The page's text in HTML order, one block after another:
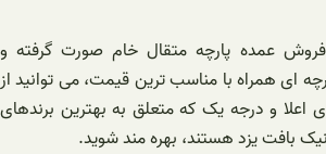
عمده پارچه متقال خام صورت گرفته و
ای همراه با مناسب ترین قیمت، می توانید از
ای اعلا و درجه یک که متعلق به بهترین برندهای
بافت یزد هستند، بهره مند شوید.